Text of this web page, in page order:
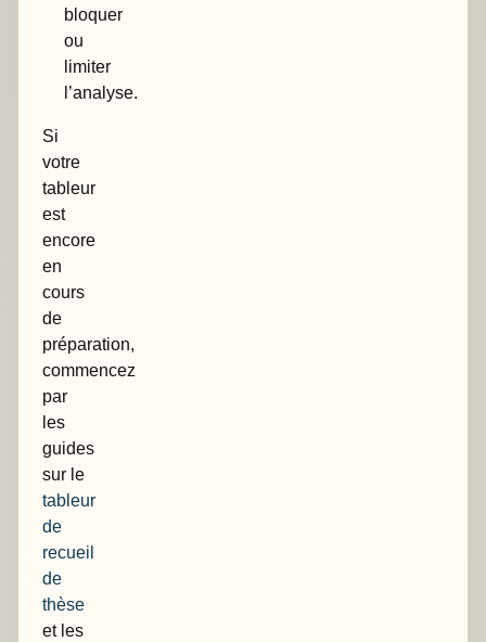
bloquer
ou
limiter
l’analyse.
Si
votre
tableur
est
encore
en
cours
de
préparation,
commencez
par
les
guides
sur le
tableur
de
recueil
de
thèse
et les